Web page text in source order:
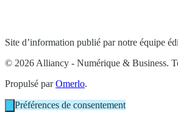
Site d’information publié par notre équipe
© 2026 Alliancy - Numérique & Business.
Propulsé parOmerlo.
Préférences de consentement